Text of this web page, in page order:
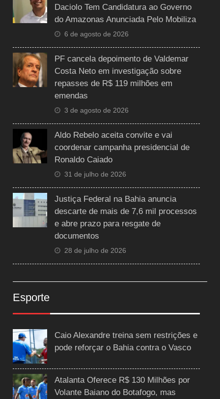
Daciolo Tem Candidatura ao Governo
do Amazonas Anunciada Pelo Mobiliza
6 de agosto de 2026
PF cancela depoimento de Valdemar
Costa Neto em investigação sobre
repasses de R$ 119 milhões em
emendas
3 de agosto de 2026
Aldo Rebelo aceita convite e vai
coordenar campanha presidencial de
Ronaldo Caiado
31 de julho de 2026
Justiça Federal na Bahia anuncia
descarte de mais de 7,6 mil processos
e abre prazo para resgate de
documentos
28 de julho de 2026
Esporte
Caio Alexandre treina sem restrições e
pode reforçar o Bahia contra o Vasco
Atalanta Oferece R$ 130 Milhões por
Volante Baiano do Botafogo, mas